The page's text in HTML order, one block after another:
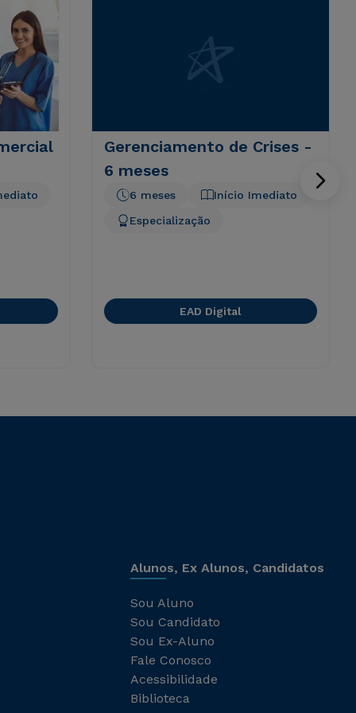
Gerenciamento de Crises -
6 meses
Início Imediato
6 meses
Especialização
EAD Digital
Alunos, Ex Alunos, Candidatos
Sou Aluno
Sou Candidato
Sou Ex-Aluno
Fale Conosco
Acessibilidade
Biblioteca